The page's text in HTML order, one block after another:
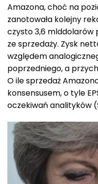
Amazona, choć na
zanotowała kolejny
czysto 3,6 mlddolarów
ze sprzedaży. Zysk
względem
poprzedniego, a
O ile sprzedaż
konsensusem, o tyle
oczekiwań analityków